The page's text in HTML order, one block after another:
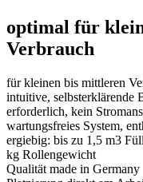
optimal für
Verbrauch
für kleinen bis mittleren
intuitive, selbsterklärende
erforderlich, kein
wartungsfreies System,
ergiebig: bis zu 1,5 m3
kg Rollengewicht
Qualität made in Germany